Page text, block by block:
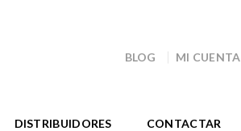
BLOG MI CUENTA
DISTRIBUIDORES CONTACTAR